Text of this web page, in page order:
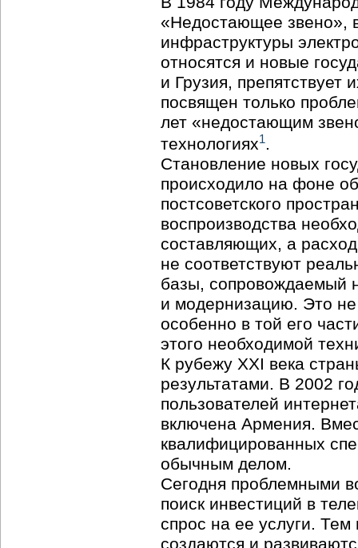
«Недостающее звено»,
инфраструктуры
относятся и новые
и Грузия, препятствует
посвящен только
лет «недостающим
технологиях1.
Становление новых
происходило на фоне
постсоветского
воспроизводства
составляющих, а
не соответствуют
базы, сопровождаемый
и модернизацию. Это не
особенно в той его
этого необходимой
К рубежу XXI века
результатами. В 2002
пользователей
включена Армения.
квалифицированных
обычным делом.
Сегодня проблемными
поиск инвестиций в
спрос на ее услуги.
создаются и